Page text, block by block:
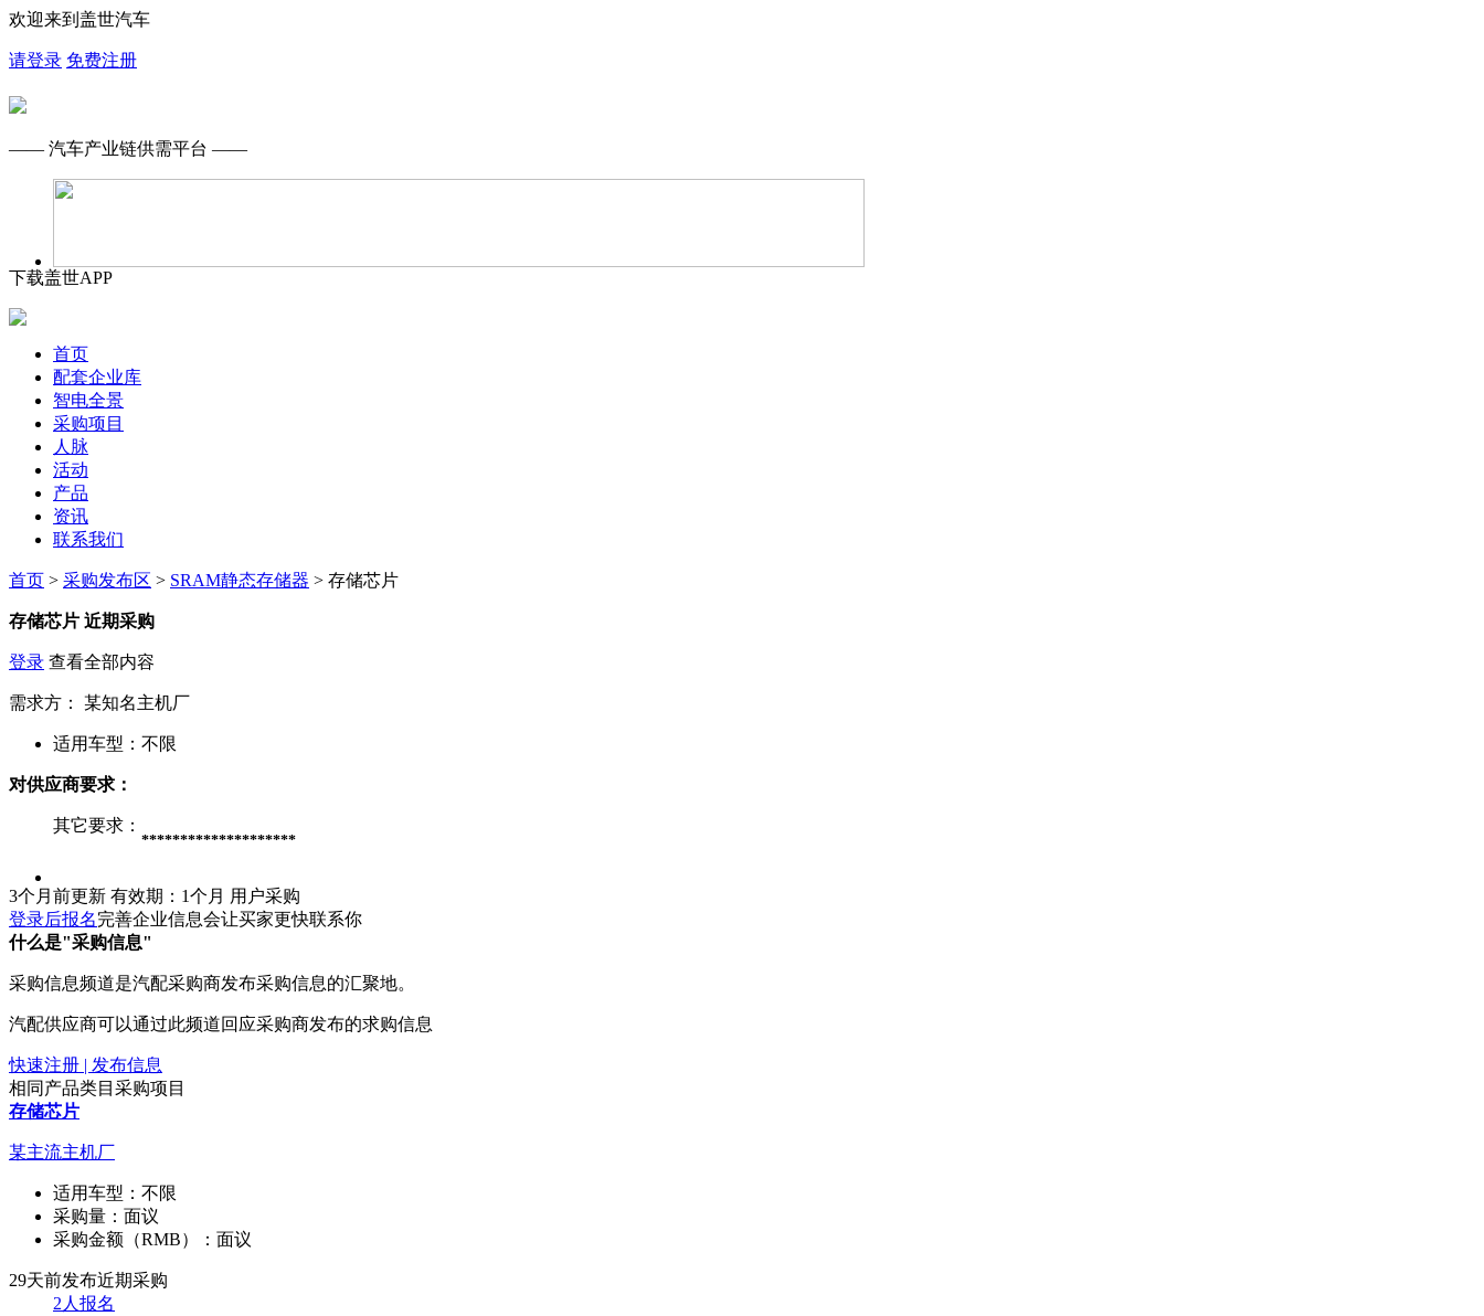
欢迎来到盖世汽车
请登录 免费注册
—— 汽车产业链供需平台 ——
下载盖世APP
首页
配套企业库
智电全景
采购项目
人脉
活动
产品
资讯
联系我们
首页 > 采购发布区 > SRAM静态存储器 > 存储芯片
存储芯片 近期采购
登录 查看全部内容
需求方： 某知名主机厂
适用车型： 不限
对供应商要求：
其它要求：
********************
3个月前更新 有效期：1个月 用户采购
登录后报名完善企业信息会让买家更快联系你
什么是"采购信息"
采购信息频道是汽配采购商发布采购信息的汇聚地。
汽配供应商可以通过此频道回应采购商发布的求购信息
快速注册 | 发布信息
相同产品类目采购项目
存储芯片
某主流主机厂
适用车型： 不限
采购量： 面议
采购金额（RMB）： 面议
29天前发布近期采购
2人报名